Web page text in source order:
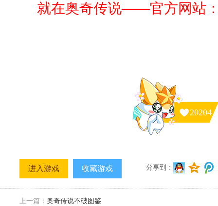
就在奥奇传说——官方网站
20204
进入游戏 收藏游戏 分享到：
上一篇： 奥奇传说不破图鉴